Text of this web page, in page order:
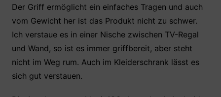
Der Griff ermöglicht ein einfaches Tragen und auch
vom Gewicht her ist das Produkt nicht zu schwer.
Ich verstaue es in einer Nische zwischen TV-Regal
und Wand, so ist es immer griffbereit, aber steht
nicht im Weg rum. Auch im Kleiderschrank lässt es
sich gut verstauen.